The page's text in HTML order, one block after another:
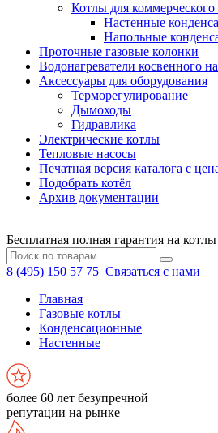
Котлы для
Настенные
Напольные
Проточные газовые колонки
Водонагреватели косвенного
Аксессуары для оборудования
Терморегулирование
Дымоходы
Гидравлика
Электрические котлы
Тепловые насосы
Печатная версия каталога с
Подобрать котёл
Архив документации
Бесплатная полная гарантия на
8 (495) 150 57 75 Связаться с нами
Главная
Газовые котлы
Конденсационные
Настенные
более 60 лет безупречной
репутации на рынке